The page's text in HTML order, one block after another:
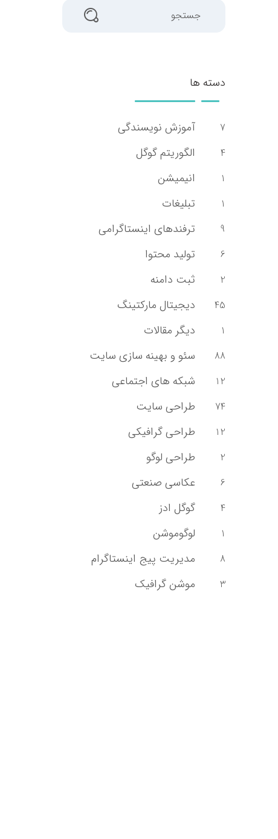
دسته ها
7 آموزش نویسندگی
4 الگوریتم گوگل
1 انیمیشن
1 تبلیغات
9 ترفندهای اینستاگرامی
6 تولید محتوا
2 ثبت دامنه
45 دیجیتال مارکتینگ
1 دیگر مقالات
88 سئو و بهینه سازی سایت
12 شبکه های اجتماعی
74 طراحی سایت
12 طراحی گرافیکی
2 طراحی لوگو
6 عکاسی صنعتی
4 گوگل ادز
1 لوگوموشن
8 مدیریت پیج اینستاگرام
3 موشن گرافیک